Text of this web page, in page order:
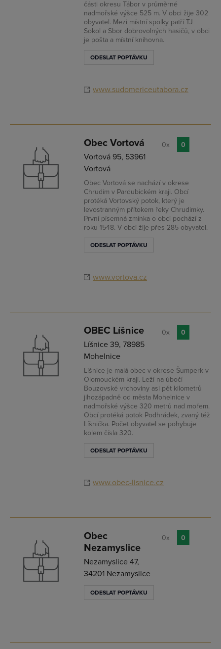
části okresu Tábor v průměrné
nadmořské výšce 525 m. V obci žije 302
obyvatel. Mezi místní spolky patří TJ
Sokol a Sbor dobrovolných hasičů, v obci
je pošta a místní knihovna.
ODESLAT POPTÁVKU
www.sudomericeutabora.cz
Obec Vortová
Vortová 95, 53961
Vortová
Obec Vortová se nachází v okrese
Chrudim v Pardubickém kraji. Obcí
protéká Vortovský potok, který je
levostranným přítokem řeky Chrudimky.
První písemná zmínka o obci pochází z
roku 1548. V obci žije přes 285 obyvatel.
ODESLAT POPTÁVKU
www.vortova.cz
0x 0
OBEC Líšnice
Líšnice 39, 78985
Mohelnice
Líšnice je malá obec v okrese Šumperk v
Olomouckém kraji. Leží na úbočí
Bouzovské vrchoviny asi pět kilometrů
jihozápadně od města Mohelnice v
nadmořské výšce 320 metrů nad mořem.
Obcí protéká potok Podhrádek, zvaný též
Líšnička. Počet obyvatel se pohybuje
kolem čísla 320.
ODESLAT POPTÁVKU
www.obec-lisnice.cz
0x 0
Obec
Nezamyslice
Nezamyslice 47,
34201 Nezamyslice
ODESLAT POPTÁVKU
0x 0